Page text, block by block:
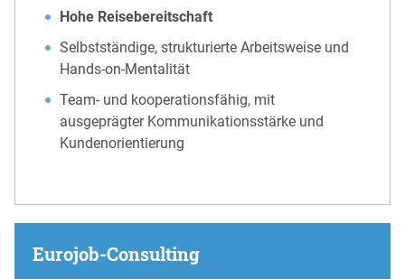
Hohe Reisebereitschaft
Selbstständige, strukturierte Arbeitsweise und
Hands-on-Mentalität
Team- und kooperationsfähig, mit
ausgeprägter Kommunikationsstärke und
Kundenorientierung
Eurojob-Consulting